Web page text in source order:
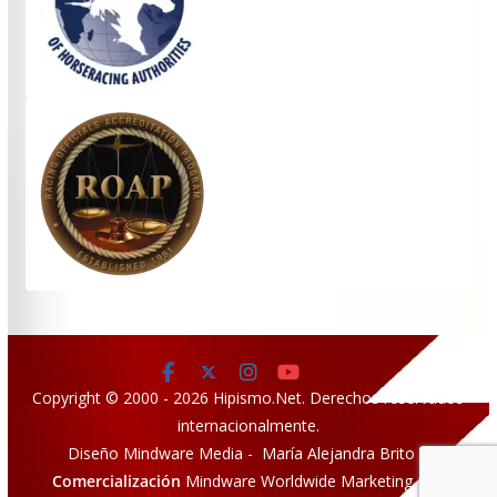
Copyright © 2000 - 2026 Hipismo.Net. Derechos reservados
internacionalmente.
Diseño Mindware Media - María Alejandra Brito
Comercialización Mindware Worldwide Marketing LLC.